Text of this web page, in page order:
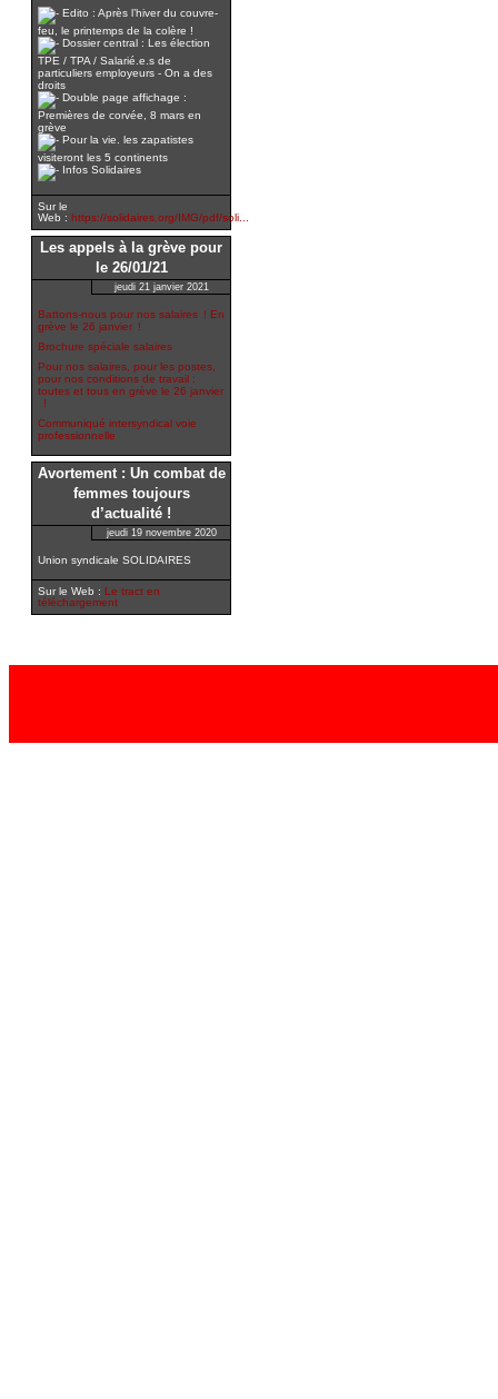
Edito : Après l’hiver du couvre-
feu, le printemps de la colère !
Dossier central : Les élection
TPE / TPA / Salarié.e.s de
particuliers employeurs - On a des
droits
Double page affichage :
Premières de corvée, 8 mars en
grève
Pour la vie. les zapatistes
visiteront les 5 continents
Infos Solidaires
Sur le
Web : https://solidaires.org/IMG/pdf/soli...
Les appels à la grève pour
le 26/01/21
jeudi 21 janvier 2021
Battons-nous pour nos salaires ! En
grève le 26 janvier !
Brochure spéciale salaires
Pour nos salaires, pour les postes,
pour nos conditions de travail :
toutes et tous en grève le 26 janvier
!
Communiqué intersyndical voie
professionnelle
Avortement : Un combat de
femmes toujours
d’actualité !
jeudi 19 novembre 2020
Union syndicale SOLIDAIRES
Sur le Web : Le tract en
téléchargement